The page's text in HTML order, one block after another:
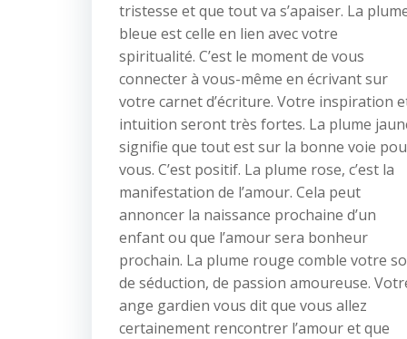
tristesse et que tout va s’apaiser. La
bleue est celle en lien avec votre
spiritualité. C’est le moment de vous
connecter à vous-même en écrivant sur
votre carnet d’écriture. Votre inspiration
intuition seront très fortes. La plume
signifie que tout est sur la bonne voie
vous. C’est positif. La plume rose, c’est la
manifestation de l’amour. Cela peut
annoncer la naissance prochaine d’un
enfant ou que l’amour sera bonheur
prochain. La plume rouge comble votre
de séduction, de passion amoureuse.
ange gardien vous dit que vous allez
certainement rencontrer l’amour et que